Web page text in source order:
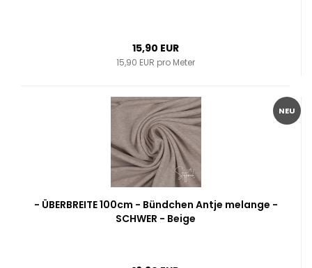
15,90 EUR
15,90 EUR pro Meter
NEU
- ÜBERBREITE 100cm - Bündchen Antje melange -
SCHWER - Beige